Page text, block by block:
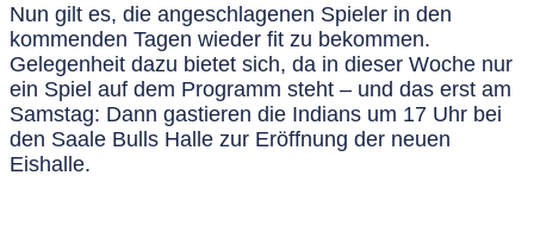
Nun gilt es, die angeschlagenen Spieler in den
kommenden Tagen wieder fit zu bekommen.
Gelegenheit dazu bietet sich, da in dieser Woche nur
ein Spiel auf dem Programm steht – und das erst am
Samstag: Dann gastieren die Indians um 17 Uhr bei
den Saale Bulls Halle zur Eröffnung der neuen
Eishalle.